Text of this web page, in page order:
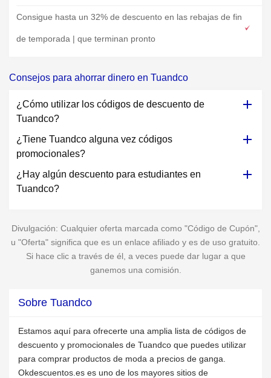
Consigue hasta un 32% de descuento en las rebajas de fin
de temporada | que terminan pronto
Consejos para ahorrar dinero en Tuandco
¿Cómo utilizar los códigos de descuento de
Tuandco?
¿Tiene Tuandco alguna vez códigos
promocionales?
¿Hay algún descuento para estudiantes en
Tuandco?
Divulgación: Cualquier oferta marcada como "Código de Cupón",
u "Oferta" significa que es un enlace afiliado y es de uso gratuito.
Si hace clic a través de él, a veces puede dar lugar a que
ganemos una comisión.
Sobre Tuandco
Estamos aquí para ofrecerte una amplia lista de códigos de
descuento y promocionales de Tuandco que puedes utilizar
para comprar productos de moda a precios de ganga.
Okdescuentos.es es uno de los mayores sitios de